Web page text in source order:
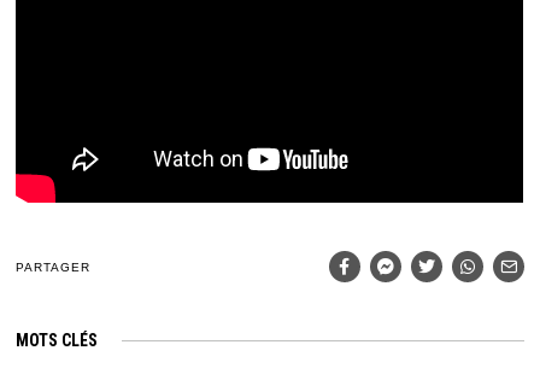
PARTAGER
MOTS CLÉS